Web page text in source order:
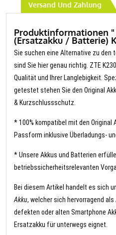
Versand Und Zahlung
Produktinformationen "
(Ersatzakku / Batterie)
Sie suchen eine Alternative zu den
sind Sie hier genau richtig. ZTE
Qualität und Ihrer Langlebigkeit.
getestet stehen Sie den Original
& Kurzschlussschutz.
* 100% kompatibel mit den
Passform inklusive Überladungs-
* Unsere Akkus und Batterien
betriebssicherheitsrelevanten
Bei diesem Artikel handelt es sich
Akku, welcher sich hervorragend
defekten oder alten Smartphone
Ersatzakku für unterwegs eignet.